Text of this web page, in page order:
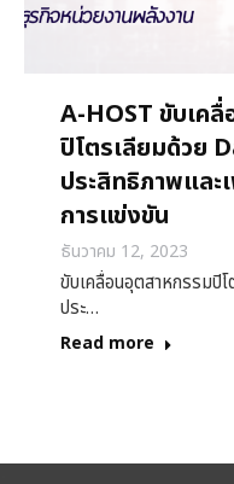
A-HOST ขับเค
ปิโตรเลียมด้วย
ประสิทธิภาพและ
การแข่งขัน
ธันวาคม 12, 2023
ขับเคลื่อนอุตสาหกรรม
ประ…
Read more